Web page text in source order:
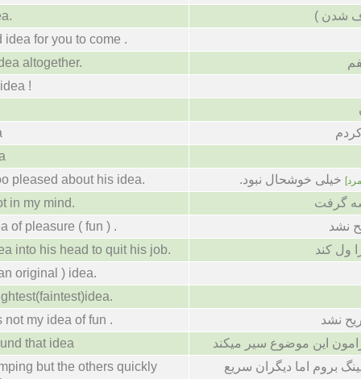
شدن )
idea for you to come .
altogether.
!
pleased about his idea.
خیلی خوشحال نبود.
in my mind.
گرفت
of pleasure ( fun ) .
نشد
into his head to quit his job.
ول کند
original ) idea.
my idea of fun .
نشد
that idea
این موضوع سیر میکند
but the others quickly
بروم اما دیگران سریع